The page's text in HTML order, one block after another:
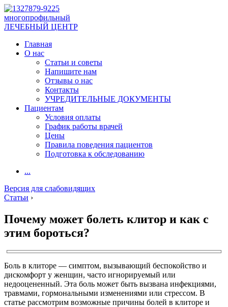
многопрофильный
ЛЕЧЕБНЫЙ ЦЕНТР
Главная
О нас
Статьи и советы
Напишите нам
Отзывы о нас
Контакты
УЧРЕДИТЕЛЬНЫЕ ДОКУМЕНТЫ
Пациентам
Условия оплаты
График работы врачей
Цены
Правила поведения пациентов
Подготовка к обследованию
...
Версия для слабовидящих
Статьи ›
Почему может болеть клитор и как с
этим бороться?
Боль в клиторе — симптом, вызывающий беспокойство и
дискомфорт у женщин, часто игнорируемый или
недооцененный. Эта боль может быть вызвана инфекциями,
травмами, гормональными изменениями или стрессом. В
статье рассмотрим возможные причины болей в клиторе и